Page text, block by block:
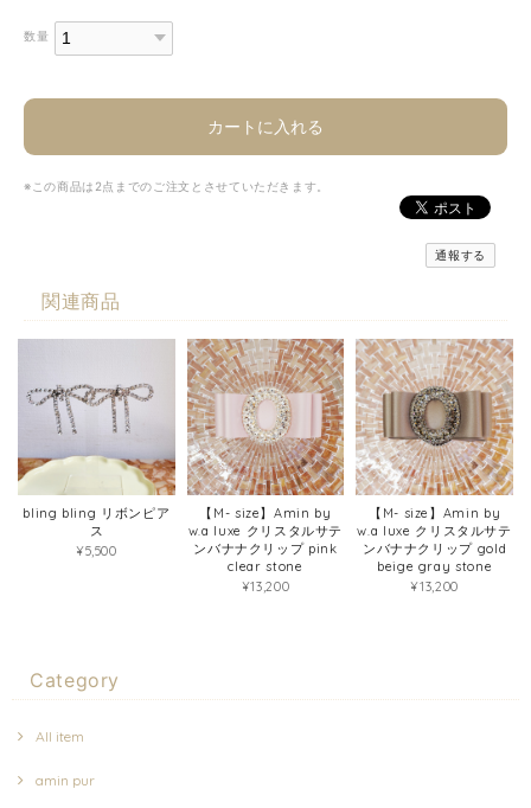
数量
カートに入れる
※この商品は2点までのご注文とさせていただきます。
通報する
関連商品
bling bling リボンピア
ス
¥5,500
【M- size】Amin by
w.a luxe クリスタルサテ
ンバナナクリップ pink
clear stone
¥13,200
【M- size】Amin by
w.a luxe クリスタルサテ
ンバナナクリップ gold
beige gray stone
¥13,200
Category
All item
amin pur